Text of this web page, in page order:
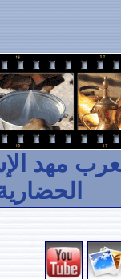
حولية: الآثار
بواسطةبهاء الدين شلبي
12-30-2024